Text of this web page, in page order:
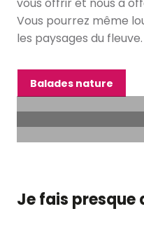
vous offrir et nous a
Vous pourrez même
les paysages du fleuve.
Balades nature
Je fais presque